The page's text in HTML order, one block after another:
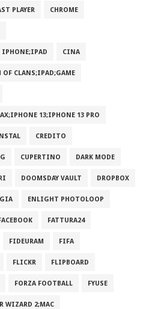
PLAYER CHROME
IPHONE;IPAD CINA
OF CLANS;IPAD;GAME
13;IPHONE 13 PRO
CREDITO
CUPERTINO DARK MODE
DOOMSDAY VAULT DROPBOX
ENLIGHT PHOTOLOOP
FATTURA24
FIDEURAM FIFA
FLICKR FLIPBOARD
FORZA FOOTBALL FYUSE
WIZARD 2;MAC